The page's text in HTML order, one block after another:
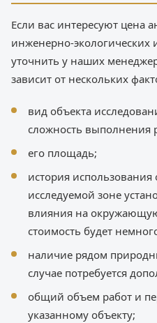
Если вас интересуют цена
инженерно-
уточнить у наших
зависит от нескольких
вид объекта
сложность выполнения
его площадь;
история использования
исследуемой зоне
влияния на
стоимость будет
наличие рядом
случае потребуется
общий объем работ и
указанному объекту;